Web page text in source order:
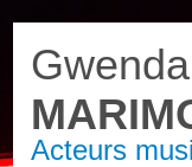
Acteurs